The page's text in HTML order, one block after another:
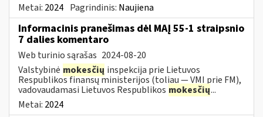
Metai: 2024 Pagrindinis: Naujiena
Informacinis pranešimas dėl MAĮ 55-1 straipsnio
7 dalies komentaro
Web turinio sąrašas 2024-08-20
Valstybinė mokesčių inspekcija prie Lietuvos
Respublikos finansų ministerijos (toliau — VMI prie FM),
vadovaudamasi Lietuvos Respublikos mokesčių...
Metai: 2024